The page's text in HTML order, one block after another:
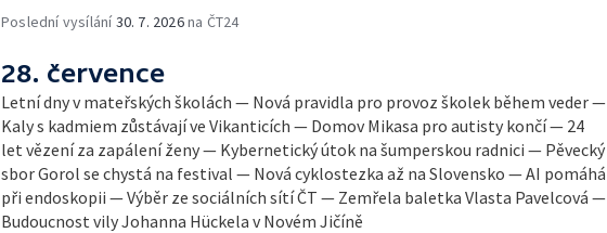
Poslední vysílání30. 7. 2026na ČT24
28. července
Letní dny v mateřských školách — Nová pravidla pro provoz školek během veder —
Kaly s kadmiem zůstávají ve Vikanticích — Domov Mikasa pro autisty končí — 24
let vězení za zapálení ženy — Kybernetický útok na šumperskou radnici — Pěvecký
sbor Gorol se chystá na festival — Nová cyklostezka až na Slovensko — AI pomáhá
při endoskopii — Výběr ze sociálních sítí ČT — Zemřela baletka Vlasta Pavelcová —
Budoucnost vily Johanna Hückela v Novém Jičíně